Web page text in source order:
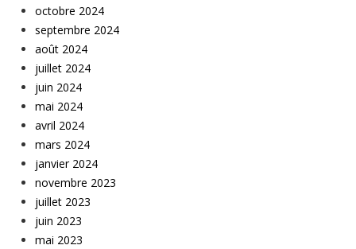
octobre 2024
septembre 2024
août 2024
juillet 2024
juin 2024
mai 2024
avril 2024
mars 2024
janvier 2024
novembre 2023
juillet 2023
juin 2023
mai 2023